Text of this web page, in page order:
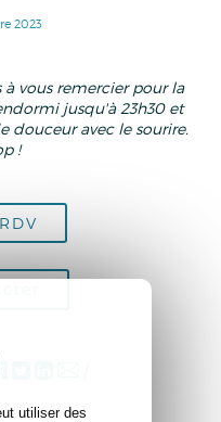
utiliser des
2023
vous remercier pour la
jusqu'à 23h30 et
douceur avec le sourire.
!